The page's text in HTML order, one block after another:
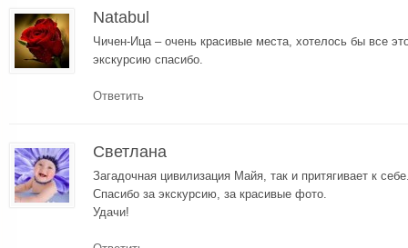
Natabul
Чичен-Ица – очень красивые места, хотелось бы все
экскурсию спасибо.
Ответить
Светлана
Загадочная цивилизация Майя, так и притягивает к
Спасибо за экскурсию, за красивые фото.
Удачи!